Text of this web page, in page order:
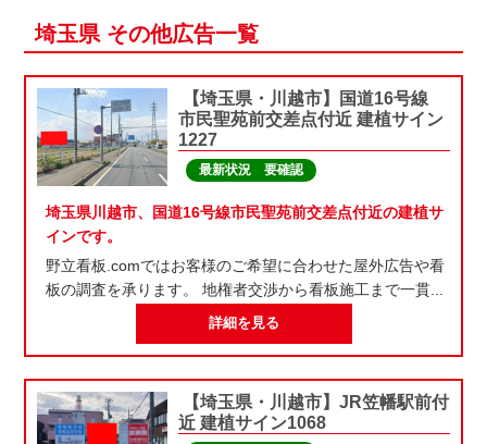
埼玉県 その他広告一覧
【埼玉県・川越市】国道16号線
市民聖苑前交差点付近 建植サイン
1227
最新状況 要確認
埼玉県川越市、国道16号線市民聖苑前交差点付近の建植サ
インです。
野立看板.comではお客様のご希望に合わせた屋外広告や看
板の調査を承ります。 地権者交渉から看板施工まで一貫...
詳細を見る
【埼玉県・川越市】JR笠幡駅前付
近 建植サイン1068